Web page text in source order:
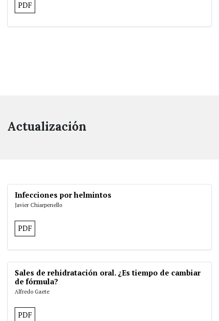
PDF
Actualización
Infecciones por helmintos
Javier Chiarpenello
PDF
Sales de rehidratación oral. ¿Es tiempo de cambiar
de fórmula?
Alfredo Gaete
PDF